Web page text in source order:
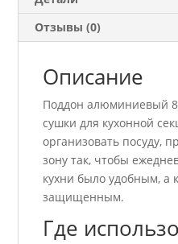
Отзывы (0)
Описание
Поддон алюминиевый
сушки для кухонной
организовать посуду,
зону так, чтобы
кухни было удобным, а
защищенным.
Где